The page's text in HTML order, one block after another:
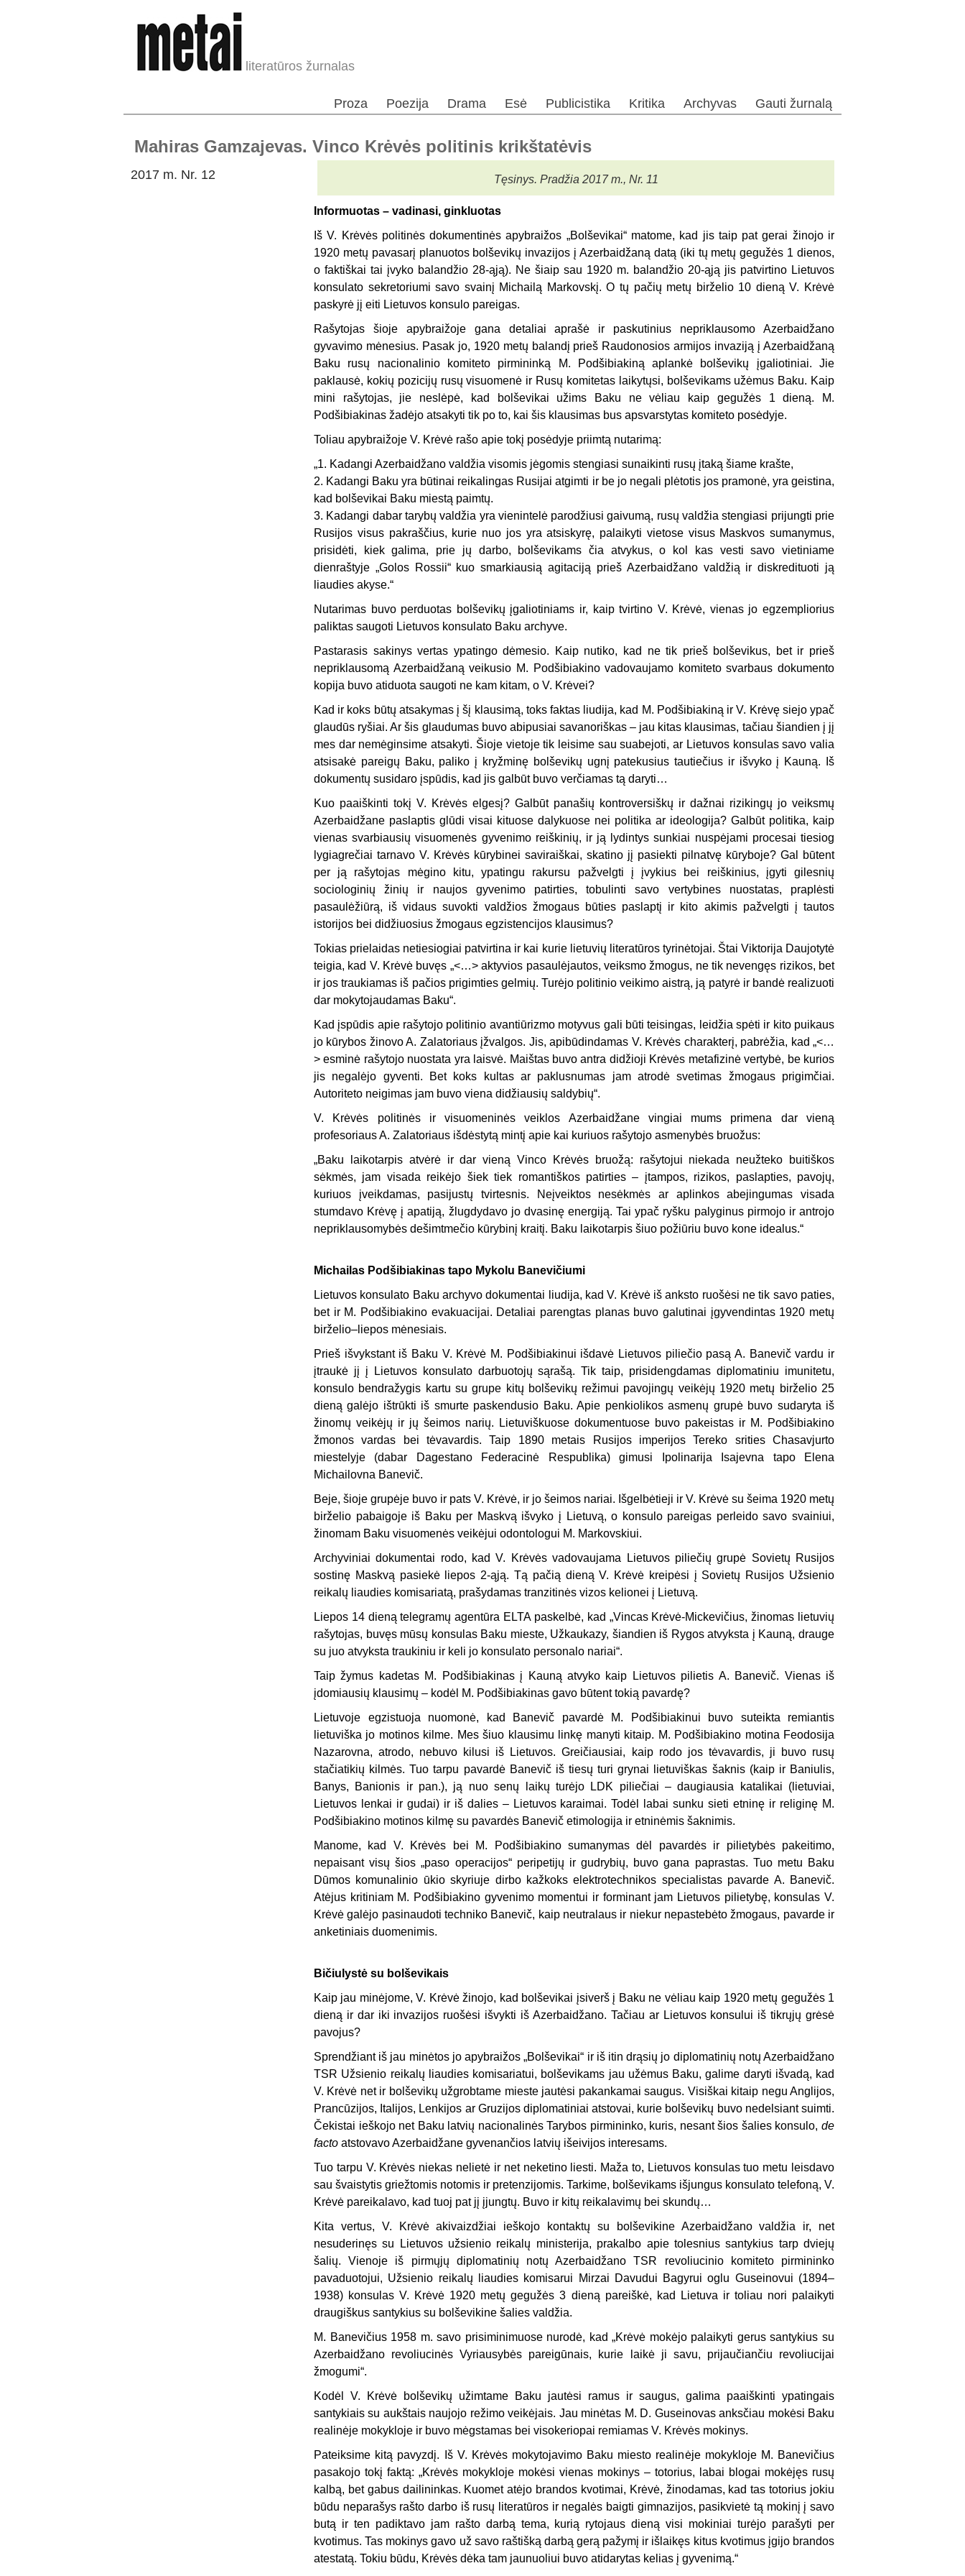
literatūros žurnalas
Proza Poezija Drama Esė Publicistika Kritika Archyvas Gauti žurnalą
Mahiras Gamzajevas. Vinco Krėvės politinis krikštatėvis
2017 m. Nr. 12 Tęsinys. Pradžia 2017 m., Nr. 11
Informuotas – vadinasi, ginkluotas
Iš V. Krėvės politinės dokumentinės apybraižos „Bolševikai“ matome, kad jis taip pat gerai žinojo ir
1920 metų pavasarį planuotos bolševikų invazijos į Azerbaidžaną datą (iki tų metų gegužės 1 dienos,
o faktiškai tai įvyko balandžio 28-ąją). Ne šiaip sau 1920 m. balandžio 20-ąją jis patvirtino Lietuvos
konsulato sekretoriumi savo svainį Michailą Markovskį. O tų pačių metų birželio 10 dieną V. Krėvė
paskyrė jį eiti Lietuvos konsulo pareigas.
Rašytojas šioje apybraižoje gana detaliai aprašė ir paskutinius nepriklausomo Azerbaidžano
gyvavimo mėnesius. Pasak jo, 1920 metų balandį prieš Raudonosios armijos invaziją į Azerbaidžaną
Baku rusų nacionalinio komiteto pirmininką M. Podšibiakiną aplankė bolševikų įgaliotiniai. Jie
paklausė, kokių pozicijų rusų visuomenė ir Rusų komitetas laikytųsi, bolševikams užėmus Baku. Kaip
mini rašytojas, jie neslėpė, kad bolševikai užims Baku ne vėliau kaip gegužės 1 dieną. M.
Podšibiakinas žadėjo atsakyti tik po to, kai šis klausimas bus apsvarstytas komiteto posėdyje.
Toliau apybraižoje V. Krėvė rašo apie tokį posėdyje priimtą nutarimą:
„1. Kadangi Azerbaidžano valdžia visomis jėgomis stengiasi sunaikinti rusų įtaką šiame krašte,
2. Kadangi Baku yra būtinai reikalingas Rusijai atgimti ir be jo negali plėtotis jos pramonė, yra geistina,
kad bolševikai Baku miestą paimtų.
3. Kadangi dabar tarybų valdžia yra vienintelė parodžiusi gaivumą, rusų valdžia stengiasi prijungti prie
Rusijos visus pakraščius, kurie nuo jos yra atsiskyrę, palaikyti vietose visus Maskvos sumanymus,
prisidėti, kiek galima, prie jų darbo, bolševikams čia atvykus, o kol kas vesti savo vietiniame
dienraštyje „Golos Rossii“ kuo smarkiausią agitaciją prieš Azerbaidžano valdžią ir diskredituoti ją
liaudies akyse.“
Nutarimas buvo perduotas bolševikų įgaliotiniams ir, kaip tvirtino V. Krėvė, vienas jo egzempliorius
paliktas saugoti Lietuvos konsulato Baku archyve.
Pastarasis sakinys vertas ypatingo dėmesio. Kaip nutiko, kad ne tik prieš bolševikus, bet ir prieš
nepriklausomą Azerbaidžaną veikusio M. Podšibiakino vadovaujamo komiteto svarbaus dokumento
kopija buvo atiduota saugoti ne kam kitam, o V. Krėvei?
Kad ir koks būtų atsakymas į šį klausimą, toks faktas liudija, kad M. Podšibiakiną ir V. Krėvę siejo ypač
glaudūs ryšiai. Ar šis glaudumas buvo abipusiai savanoriškas – jau kitas klausimas, tačiau šiandien į jį
mes dar nemėginsime atsakyti. Šioje vietoje tik leisime sau suabejoti, ar Lietuvos konsulas savo valia
atsisakė pareigų Baku, paliko į kryžminę bolševikų ugnį patekusius tautiečius ir išvyko į Kauną. Iš
dokumentų susidaro įspūdis, kad jis galbūt buvo verčiamas tą daryti…
Kuo paaiškinti tokį V. Krėvės elgesį? Galbūt panašių kontroversiškų ir dažnai rizikingų jo veiksmų
Azerbaidžane paslaptis glūdi visai kituose dalykuose nei politika ar ideologija? Galbūt politika, kaip
vienas svarbiausių visuomenės gyvenimo reiškinių, ir ją lydintys sunkiai nuspėjami procesai tiesiog
lygiagrečiai tarnavo V. Krėvės kūrybinei saviraiškai, skatino jį pasiekti pilnatvę kūryboje? Gal būtent
per ją rašytojas mėgino kitu, ypatingu rakursu pažvelgti į įvykius bei reiškinius, įgyti gilesnių
sociologinių žinių ir naujos gyvenimo patirties, tobulinti savo vertybines nuostatas, praplėsti
pasaulėžiūrą, iš vidaus suvokti valdžios žmogaus būties paslaptį ir kito akimis pažvelgti į tautos
istorijos bei didžiuosius žmogaus egzistencijos klausimus?
Tokias prielaidas netiesiogiai patvirtina ir kai kurie lietuvių literatūros tyrinėtojai. Štai Viktorija Daujotytė
teigia, kad V. Krėvė buvęs „<…> aktyvios pasaulėjautos, veiksmo žmogus, ne tik nevengęs rizikos, bet
ir jos traukiamas iš pačios prigimties gelmių. Turėjo politinio veikimo aistrą, ją patyrė ir bandė realizuoti
dar mokytojaudamas Baku“.
Kad įspūdis apie rašytojo politinio avantiūrizmo motyvus gali būti teisingas, leidžia spėti ir kito puikaus
jo kūrybos žinovo A. Zalatoriaus įžvalgos. Jis, apibūdindamas V. Krėvės charakterį, pabrėžia, kad „<…
> esminė rašytojo nuostata yra laisvė. Maištas buvo antra didžioji Krėvės metafizinė vertybė, be kurios
jis negalėjo gyventi. Bet koks kultas ar paklusnumas jam atrodė svetimas žmogaus prigimčiai.
Autoriteto neigimas jam buvo viena didžiausių saldybių“.
V. Krėvės politinės ir visuomeninės veiklos Azerbaidžane vingiai mums primena dar vieną
profesoriaus A. Zalatoriaus išdėstytą mintį apie kai kuriuos rašytojo asmenybės bruožus:
„Baku laikotarpis atvėrė ir dar vieną Vinco Krėvės bruožą: rašytojui niekada neužteko buitiškos
sėkmės, jam visada reikėjo šiek tiek romantiškos patirties – įtampos, rizikos, paslapties, pavojų,
kuriuos įveikdamas, pasijustų tvirtesnis. Neįveiktos nesėkmės ar aplinkos abejingumas visada
stumdavo Krėvę į apatiją, žlugdydavo jo dvasinę energiją. Tai ypač ryšku palyginus pirmojo ir antrojo
nepriklausomybės dešimtmečio kūrybinį kraitį. Baku laikotarpis šiuo požiūriu buvo kone idealus.“
Michailas Podšibiakinas tapo Mykolu Banevičiumi
Lietuvos konsulato Baku archyvo dokumentai liudija, kad V. Krėvė iš anksto ruošėsi ne tik savo paties,
bet ir M. Podšibiakino evakuacijai. Detaliai parengtas planas buvo galutinai įgyvendintas 1920 metų
birželio–liepos mėnesiais.
Prieš išvykstant iš Baku V. Krėvė M. Podšibiakinui išdavė Lietuvos piliečio pasą A. Banevič vardu ir
įtraukė jį į Lietuvos konsulato darbuotojų sąrašą. Tik taip, prisidengdamas diplomatiniu imunitetu,
konsulo bendražygis kartu su grupe kitų bolševikų režimui pavojingų veikėjų 1920 metų birželio 25
dieną galėjo ištrūkti iš smurte paskendusio Baku. Apie penkiolikos asmenų grupė buvo sudaryta iš
žinomų veikėjų ir jų šeimos narių. Lietuviškuose dokumentuose buvo pakeistas ir M. Podšibiakino
žmonos vardas bei tėvavardis. Taip 1890 metais Rusijos imperijos Tereko srities Chasavjurto
miestelyje (dabar Dagestano Federacinė Respublika) gimusi Ipolinarija Isajevna tapo Elena
Michailovna Banevič.
Beje, šioje grupėje buvo ir pats V. Krėvė, ir jo šeimos nariai. Išgelbėtieji ir V. Krėvė su šeima 1920 metų
birželio pabaigoje iš Baku per Maskvą išvyko į Lietuvą, o konsulo pareigas perleido savo svainiui,
žinomam Baku visuomenės veikėjui odontologui M. Markovskiui.
Archyviniai dokumentai rodo, kad V. Krėvės vadovaujama Lietuvos piliečių grupė Sovietų Rusijos
sostinę Maskvą pasiekė liepos 2-ąją. Tą pačią dieną V. Krėvė kreipėsi į Sovietų Rusijos Užsienio
reikalų liaudies komisariatą, prašydamas tranzitinės vizos kelionei į Lietuvą.
Liepos 14 dieną telegramų agentūra ELTA paskelbė, kad „Vincas Krėvė-Mickevičius, žinomas lietuvių
rašytojas, buvęs mūsų konsulas Baku mieste, Užkaukazy, šiandien iš Rygos atvyksta į Kauną, drauge
su juo atvyksta traukiniu ir keli jo konsulato personalo nariai“.
Taip žymus kadetas M. Podšibiakinas į Kauną atvyko kaip Lietuvos pilietis A. Banevič. Vienas iš
įdomiausių klausimų – kodėl M. Podšibiakinas gavo būtent tokią pavardę?
Lietuvoje egzistuoja nuomonė, kad Banevič pavardė M. Podšibiakinui buvo suteikta remiantis
lietuviška jo motinos kilme. Mes šiuo klausimu linkę manyti kitaip. M. Podšibiakino motina Feodosija
Nazarovna, atrodo, nebuvo kilusi iš Lietuvos. Greičiausiai, kaip rodo jos tėvavardis, ji buvo rusų
stačiatikių kilmės. Tuo tarpu pavardė Banevič iš tiesų turi grynai lietuviškas šaknis (kaip ir Baniulis,
Banys, Banionis ir pan.), ją nuo senų laikų turėjo LDK piliečiai – daugiausia katalikai (lietuviai,
Lietuvos lenkai ir gudai) ir iš dalies – Lietuvos karaimai. Todėl labai sunku sieti etninę ir religinę M.
Podšibiakino motinos kilmę su pavardės Banevič etimologija ir etninėmis šaknimis.
Manome, kad V. Krėvės bei M. Podšibiakino sumanymas dėl pavardės ir pilietybės pakeitimo,
nepaisant visų šios „paso operacijos“ peripetijų ir gudrybių, buvo gana paprastas. Tuo metu Baku
Dūmos komunalinio ūkio skyriuje dirbo kažkoks elektrotechnikos specialistas pavarde A. Banevič.
Atėjus kritiniam M. Podšibiakino gyvenimo momentui ir forminant jam Lietuvos pilietybę, konsulas V.
Krėvė galėjo pasinaudoti techniko Banevič, kaip neutralaus ir niekur nepastebėto žmogaus, pavarde ir
anketiniais duomenimis.
Bičiulystė su bolševikais
Kaip jau minėjome, V. Krėvė žinojo, kad bolševikai įsiverš į Baku ne vėliau kaip 1920 metų gegužės 1
dieną ir dar iki invazijos ruošėsi išvykti iš Azerbaidžano. Tačiau ar Lietuvos konsului iš tikrųjų grėsė
pavojus?
Sprendžiant iš jau minėtos jo apybraižos „Bolševikai“ ir iš itin drąsių jo diplomatinių notų Azerbaidžano
TSR Užsienio reikalų liaudies komisariatui, bolševikams jau užėmus Baku, galime daryti išvadą, kad
V. Krėvė net ir bolševikų užgrobtame mieste jautėsi pakankamai saugus. Visiškai kitaip negu Anglijos,
Prancūzijos, Italijos, Lenkijos ar Gruzijos diplomatiniai atstovai, kurie bolševikų buvo nedelsiant suimti.
Čekistai ieškojo net Baku latvių nacionalinės Tarybos pirmininko, kuris, nesant šios šalies konsulo, de
facto atstovavo Azerbaidžane gyvenančios latvių išeivijos interesams.
Tuo tarpu V. Krėvės niekas nelietė ir net neketino liesti. Maža to, Lietuvos konsulas tuo metu leisdavo
sau švaistytis griežtomis notomis ir pretenzijomis. Tarkime, bolševikams išjungus konsulato telefoną, V.
Krėvė pareikalavo, kad tuoj pat jį įjungtų. Buvo ir kitų reikalavimų bei skundų…
Kita vertus, V. Krėvė akivaizdžiai ieškojo kontaktų su bolševikine Azerbaidžano valdžia ir, net
nesuderinęs su Lietuvos užsienio reikalų ministerija, prakalbo apie tolesnius santykius tarp dviejų
šalių. Vienoje iš pirmųjų diplomatinių notų Azerbaidžano TSR revoliucinio komiteto pirmininko
pavaduotojui, Užsienio reikalų liaudies komisarui Mirzai Davudui Bagyrui oglu Guseinovui (1894–
1938) konsulas V. Krėvė 1920 metų gegužės 3 dieną pareiškė, kad Lietuva ir toliau nori palaikyti
draugiškus santykius su bolševikine šalies valdžia.
M. Banevičius 1958 m. savo prisiminimuose nurodė, kad „Krėvė mokėjo palaikyti gerus santykius su
Azerbaidžano revoliucinės Vyriausybės pareigūnais, kurie laikė ji savu, prijaučiančiu revoliucijai
žmogumi“.
Kodėl V. Krėvė bolševikų užimtame Baku jautėsi ramus ir saugus, galima paaiškinti ypatingais
santykiais su aukštais naujojo režimo veikėjais. Jau minėtas M. D. Guseinovas anksčiau mokėsi Baku
realinėje mokykloje ir buvo mėgstamas bei visokeriopai remiamas V. Krėvės mokinys.
Pateiksime kitą pavyzdį. Iš V. Krėvės mokytojavimo Baku miesto realinėje mokykloje M. Banevičius
pasakojo tokį faktą: „Krėvės mokykloje mokėsi vienas mokinys – totorius, labai blogai mokėjęs rusų
kalbą, bet gabus dailininkas. Kuomet atėjo brandos kvotimai, Krėvė, žinodamas, kad tas totorius jokiu
būdu neparašys rašto darbo iš rusų literatūros ir negalės baigti gimnazijos, pasikvietė tą mokinį į savo
butą ir ten padiktavo jam rašto darbą tema, kurią rytojaus dieną visi mokiniai turėjo parašyti per
kvotimus. Tas mokinys gavo už savo raštišką darbą gerą pažymį ir išlaikęs kitus kvotimus įgijo brandos
atestatą. Tokiu būdu, Krėvės dėka tam jaunuoliui buvo atidarytas kelias į gyvenimą.“